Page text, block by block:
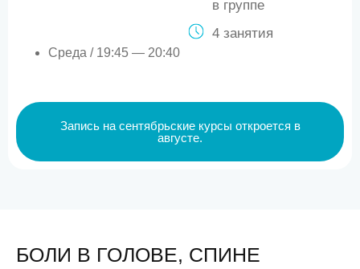
в группе
4 занятия
Среда / 19:45 — 20:40
Запись на сентябрьские курсы откроется в
августе.
БОЛИ В ГОЛОВЕ, СПИНЕ